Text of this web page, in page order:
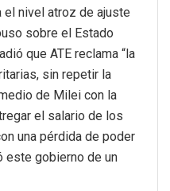
el nivel atroz de ajuste
sobre el Estado
que ATE reclama “la
sin repetir la
de Milei con la
el salario de los
una pérdida de poder
este gobierno de un